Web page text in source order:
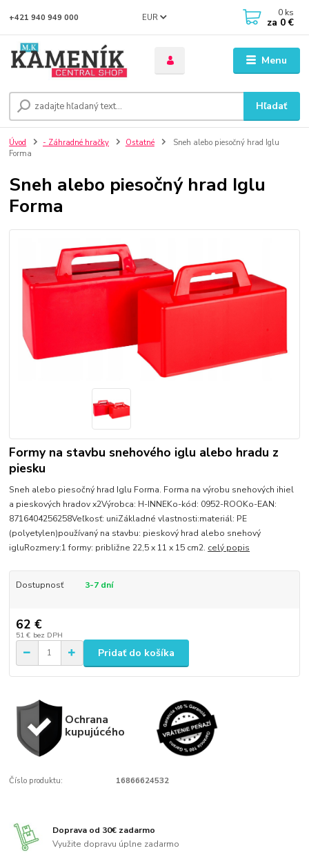
Menu
EUR
Hľadať
+421 940 949 000 0 ks
za 0 €
Úvod - Záhradné hračky Ostatné
Sneh alebo piesočný hrad Iglu
Forma
Sneh alebo piesočný hrad Iglu
Forma
Formy na stavbu snehového iglu alebo hradu z
piesku
Sneh alebo piesočný hrad Iglu Forma. Forma na výrobu snehových ihiel
a pieskových hradov x2Výrobca: H-INNEKo-kód: 0952-ROOKo-EAN:
8716404256258Veľkosť: uniZákladné vlastnosti:materiál: PE
(polyetylen)používaný na stavbu: pieskový hrad alebo snehový
igluRozmery:1 formy: približne 22,5 x 11 x 15 cm2. celý popis
Dostupnosť 3-7 dní
62 €
51 € bez DPH
Pridať do košíka
Ochrana
kupujúcého
Číslo produktu: 16866624532
Doprava od 30€ zadarmo
Využite dopravu úplne zadarmo